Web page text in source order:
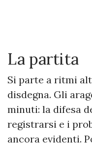
La partita
Si parte a ritmi
disdegna. Gli
minuti: la difesa
registrarsi e i
ancora evidenti.